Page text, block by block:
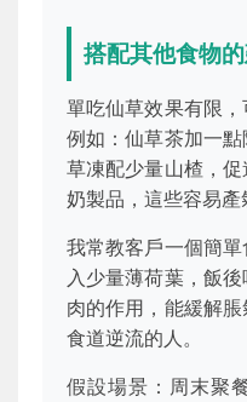
搭配其他食物
單吃仙草效果有限，
例如：仙草茶加一
草凍配少量山楂，
奶製品，這些容易產
我常教客戶一個簡
入少量薄荷葉，飯
肉的作用，能緩解
食道逆流的人。
假設場景：周末聚